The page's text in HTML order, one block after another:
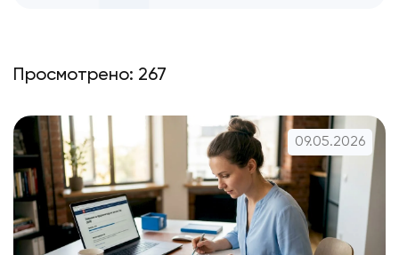
Просмотрено: 267
09.05.2026